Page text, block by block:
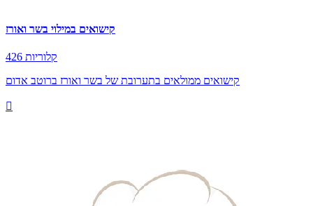
קישואים במילוי בשר ואורז
426 קלוריות
קישואים ממולאים בתערובת של בשר ואורז ברוטב אדום
